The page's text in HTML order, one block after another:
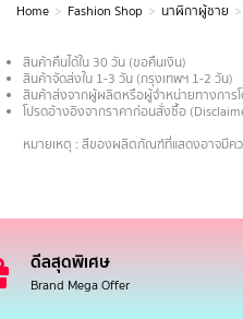
You are here:
Home Fashion Shop นาฬิกาผู้ชาย
สินค้าคืนได้ใน 30 วัน (ขอคืนเงิน)
สินค้าจัดส่งใน 1-3 วัน (กรุงเทพฯ 1-2 วัน)
สินค้าส่งจากผู้ผลิตหรือผู้จำหน่ายทางการ
โปรดอ้างอิงจากราคาก่อนสั่งซื้อ
หมายเหตุ : สีของผลิตภัณฑ์ที่แสดงอาจมีค
ดีลสุดพิเศษ
Brand Mega Offer